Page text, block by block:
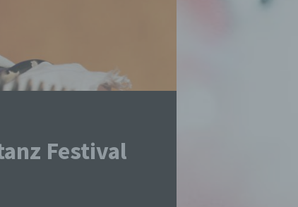
Festival